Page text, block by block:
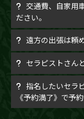
交通費、自家用
ださい。
遠方の出張は頼
セラピストさん
指名したいセラ
《予約満了》で予